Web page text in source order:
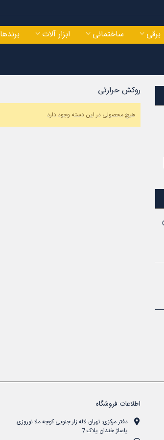
برقی ساختمانی ابزار آلات برندها
روکش حرارتی
هیچ محصولی در این دسته وجود دارد
اطلاعات فروشگاه
دفتر مرکزی: تهران لاله زار جنوبی کوچه ملا نوروزی
پاساژ خندان پلاک 7